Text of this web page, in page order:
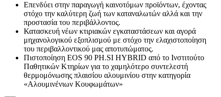
Επενδύει στην παραγωγή καινοτόμων προϊόντων, έχοντας
στόχο την καλύτερη ζωή των καταναλωτών αλλά και την
προστασία του περιβάλλοντος.
Κατασκευή νέων κτιριακών εγκαταστάσεων και αγορά
μηχανολογικού εξοπλισμού με στόχο την ελαχιστοποίηση
του περιβαλλοντικού μας αποτυπώματος.
Πιστοποίηση EOS 90 PH.SI HYBRID από το Ινστιτούτο
Παθητικών Κτηρίων για το χαμηλότερο συντελεστή
θερμομόνωσης πλαισίου αλουμινίου στην κατηγορία
«Αλουμινένιων Κουφωμάτων»